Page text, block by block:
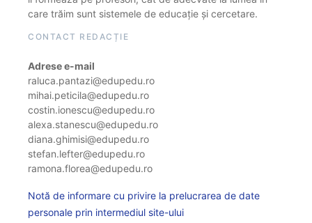
care trăim sunt sistemele de educație și cercetare.
CONTACT REDACȚIE
Adrese e-mail
raluca.pantazi@edupedu.ro
mihai.peticila@edupedu.ro
costin.ionescu@edupedu.ro
alexa.stanescu@edupedu.ro
diana.ghimisi@edupedu.ro
stefan.lefter@edupedu.ro
ramona.florea@edupedu.ro
Notă de informare cu privire la prelucrarea de date
personale prin intermediul site-ului